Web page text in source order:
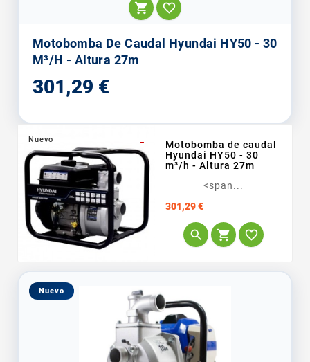
 
Motobomba De Caudal Hyundai HY50 - 30
M³/h - Altura 27m
301,29 €Precio
Nuevo
Motobomba de caudal
Hyundai HY50 - 30
m³/h - Altura 27m
<span...
301,29 €Precio
  
Nuevo